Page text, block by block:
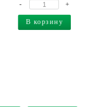
- +
В корзину